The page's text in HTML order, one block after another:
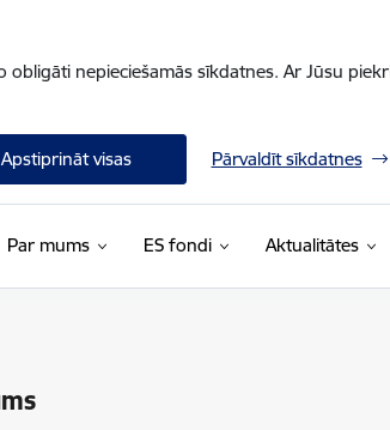
nepieciešamās sīkdatnes. Ar Jūsu
Apstiprināt visas Pārvaldīt sīkdatnes
Par mums ES fondi Aktualitātes